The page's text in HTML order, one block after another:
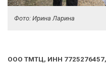
Фото: Ирина Ларина
ООО ТМТЦ, ИНН 7725276457,